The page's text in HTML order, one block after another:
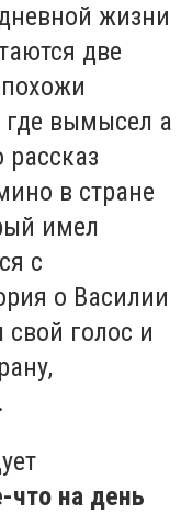
жизни
две
где вымысел а
рассказ
в стране
имел
с
о Василии
голос и
что на день